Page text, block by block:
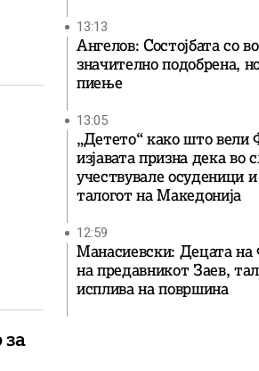
13:13
Ангелов: Состојбата со
значително подобрена,
пиење
13:05
„Детето“ како што вели
изјавата призна дека во
учествувале осуденици
талогот на Македонија
12:59
Манасиевски: Децата на
на предавникот Заев,
исплива на површина